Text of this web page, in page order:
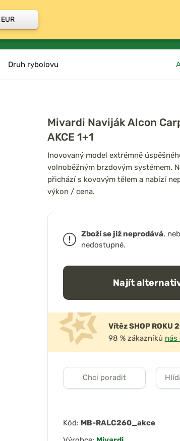
Druh rybolovu
Mivardi Naviják Alcon
AKCE 1+1
Inovovaný model extrémně
volnoběžným brzdovým systémem.
přichází s kovovým tělem a nabízí
výkon / cena.
Zboží se již neprodává,
nedostupné.
Najít
Vítěz SHOP ROKU
98 % zákazníků nás
Chci poradit
Kód: MB-RALC260_akce